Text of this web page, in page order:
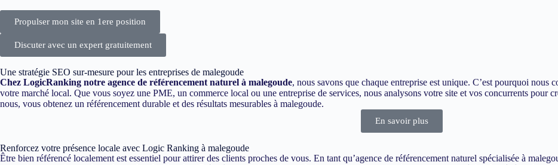
Propulser mon site en 1ere position
Discuter avec un expert gratuitement
Une stratégie SEO sur-mesure pour les entreprises de malegoude
Chez LogicRanking notre agence de référencement naturel à malegoude, nous savons que chaque entreprise est unique. C’est pourquoi nous
votre marché local. Que vous soyez une PME, un commerce local ou une entreprise de services, nous analysons votre site et vos concurrents pour
nous, vous obtenez un référencement durable et des résultats mesurables à malegoude.
En savoir plus
Renforcez votre présence locale avec Logic Ranking à malegoude
Être bien référencé localement est essentiel pour attirer des clients proches de vous. En tant qu’agence de référencement naturel spécialisée à